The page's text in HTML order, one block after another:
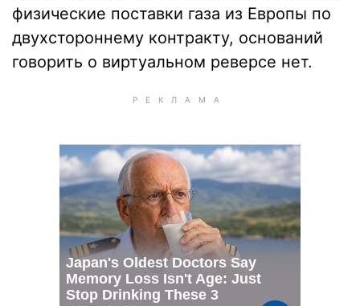
физические поставки газа из Европы по
двухстороннему контракту, оснований
говорить о виртуальном реверсе нет.